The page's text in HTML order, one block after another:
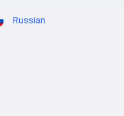
Russian